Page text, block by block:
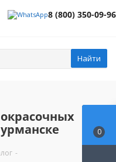
8 (800) 350-09-96
Найти
окрасочных
-
0